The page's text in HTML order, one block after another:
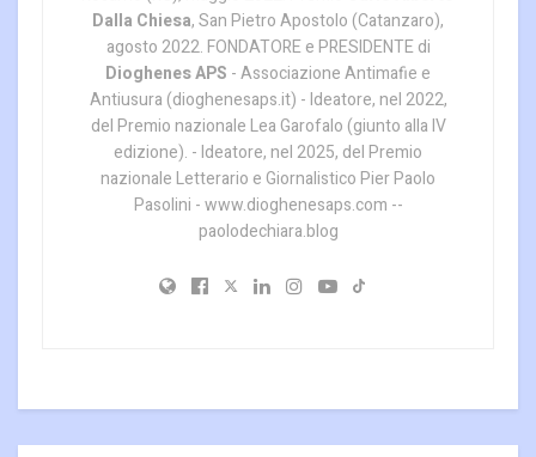
Dalla Chiesa, San Pietro Apostolo (Catanzaro),
agosto 2022. FONDATORE e PRESIDENTE di
Dioghenes APS - Associazione Antimafie e
Antiusura (dioghenesaps.it) - Ideatore, nel 2022,
del Premio nazionale Lea Garofalo (giunto alla IV
edizione). - Ideatore, nel 2025, del Premio
nazionale Letterario e Giornalistico Pier Paolo
Pasolini - www.dioghenesaps.com --
paolodechiara.blog